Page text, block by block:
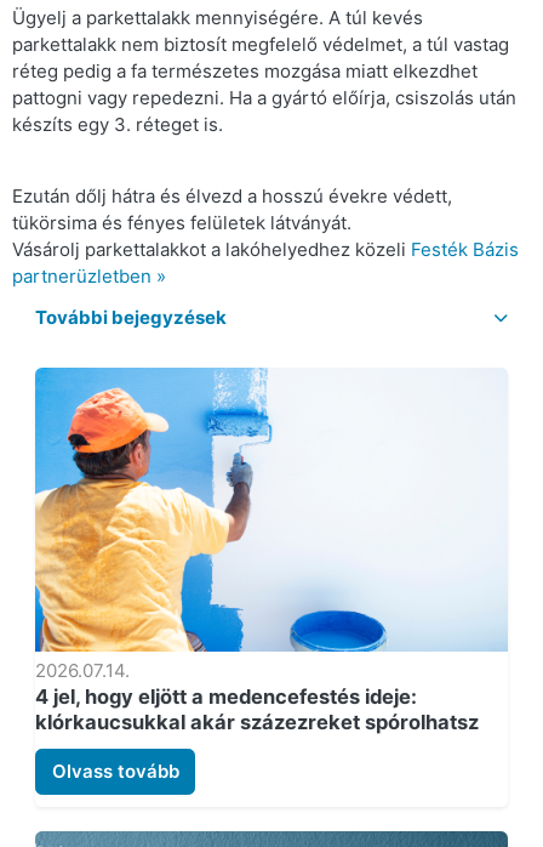
További bejegyzések
2026.07.14.
4 jel, hogy eljött a medencefestés ideje:
klórkaucsukkal akár százezreket spórolhatsz
Olvass tovább
Ügyelj a parkettalakk mennyiségére. A túl kevés
parkettalakk nem biztosít megfelelő védelmet, a túl vastag
réteg pedig a fa természetes mozgása miatt elkezdhet
pattogni vagy repedezni. Ha a gyártó előírja, csiszolás után
készíts egy 3. réteget is.
Ezután dőlj hátra és élvezd a hosszú évekre védett,
tükörsima és fényes felületek látványát.
Vásárolj parkettalakkot a lakóhelyedhez közeli Festék Bázis
partnerüzletben »